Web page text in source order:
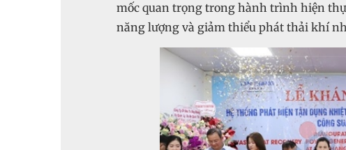
mốc quan trọng trong hành trình hiện
năng lượng và giảm thiểu phát thải khí